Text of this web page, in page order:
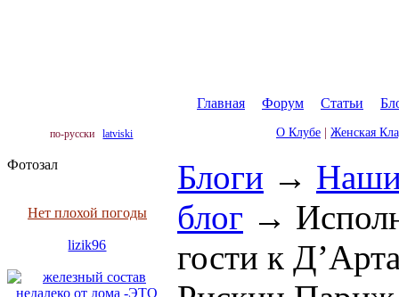
Главная Форум Статьи
по-русски latviski О Клубе Женская
Фотозал
Нет плохой погоды
lizik96
Блоги → Наши
блог →
гости к